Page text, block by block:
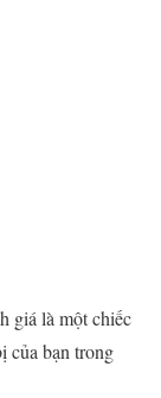
giá là một chiếc
của bạn trong